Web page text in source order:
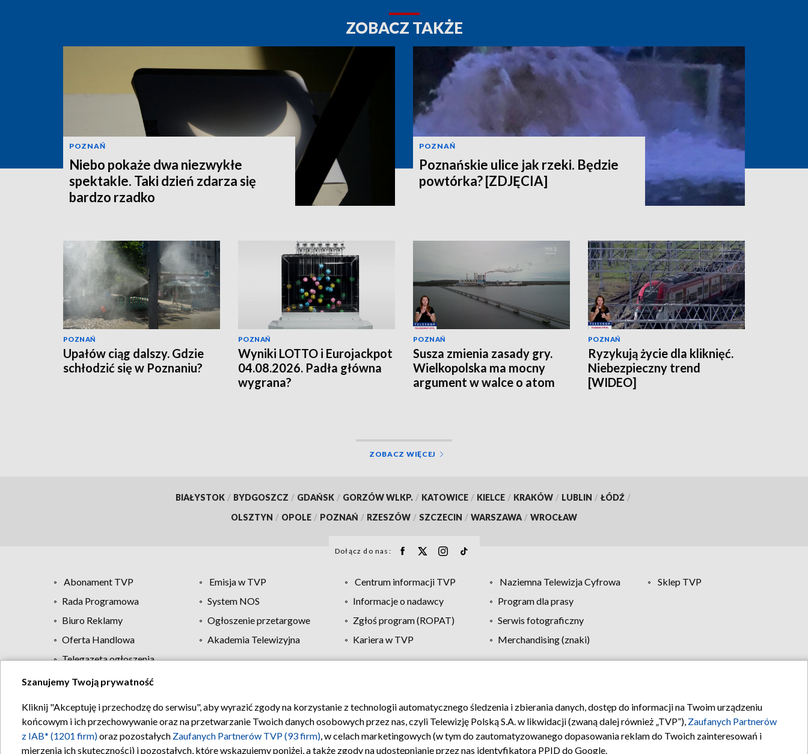
ZOBACZ TAKŻE
POZNAŃ
Niebo pokaże dwa niezwykłe
spektakle. Taki dzień zdarza się
bardzo rzadko
POZNAŃ
Poznańskie ulice jak rzeki. Będzie
powtórka? [ZDJĘCIA]
POZNAŃ
Upałów ciąg dalszy. Gdzie
schłodzić się w Poznaniu?
POZNAŃ
Wyniki LOTTO i Eurojackpot
04.08.2026. Padła główna
wygrana?
POZNAŃ
Susza zmienia zasady gry.
Wielkopolska ma mocny
argument w walce o atom
POZNAŃ
Ryzykują życie dla kliknięć.
Niebezpieczny trend
[WIDEO]
ZOBACZ WIĘCEJ
BIAŁYSTOK / BYDGOSZCZ / GDAŃSK / GORZÓW WLKP. / KATOWICE / KIELCE / KRAKÓW / LUBLIN / ŁÓDŹ /
OLSZTYN / OPOLE / POZNAŃ / RZESZÓW / SZCZECIN / WARSZAWA / WROCŁAW
Dołącz do nas:
Abonament TVP Emisja w TVP Centrum informacji TVP Naziemna Telewizja Cyfrowa
Sklep TVP
Rada Programowa
System NOS Informacje o nadawcy
Program dla prasy
Biuro Reklamy
Ogłoszenie przetargowe Zgłoś program (ROPAT)
Serwis fotograficzny
Oferta Handlowa
Akademia Telewizyjna Kariera w TVP
Merchandising (znaki)
Telegazeta ogłoszenia
Regulamin TVP Polityka prywatności Moje zgody Pomoc Biuro reklamy Kontakt
Szanujemy Twoją prywatność
Kliknij "Akceptuję i przechodzę do serwisu", aby wyrazić zgody na korzystanie z technologii automatycznego śledzenia i zbierania danych, dostęp do informacji na Twoim urządzeniu
końcowym i ich przechowywanie oraz na przetwarzanie Twoich danych osobowych przez nas, czyli Telewizję Polską S.A. w likwidacji (zwaną dalej również „TVP”), Zaufanych Partnerów
z IAB* (1201 firm)oraz pozostałych Zaufanych Partnerów TVP (93 firm), w celach marketingowych (w tym do zautomatyzowanego dopasowania reklam do Twoich zainteresowań i
mierzenia ich skuteczności) i pozostałych, które wskazujemy poniżej, a także zgody na udostępnianie przez nas identyfikatora PPID do Google.